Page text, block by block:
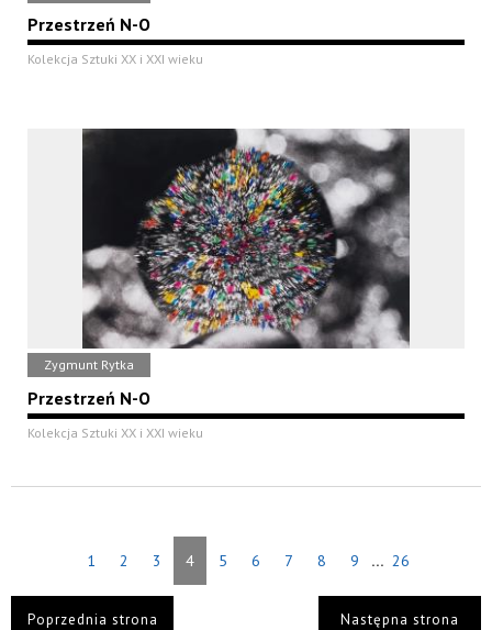
Przestrzeń N-O
Kolekcja Sztuki XX i XXI wieku
Zygmunt Rytka
Przestrzeń N-O
Kolekcja Sztuki XX i XXI wieku
1 2 3 4 5 6 7 8 9 ... 26
Poprzednia strona Następna strona